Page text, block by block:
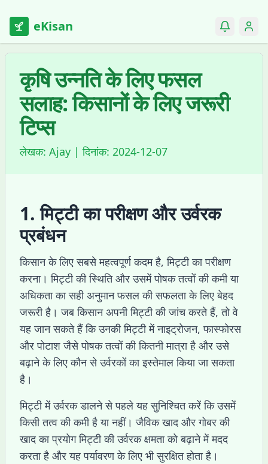
eKisan
कृषि उन्नति के लिए फसल
सलाह: किसानों के लिए जरूरी
टिप्स
लेखक: Ajay | दिनांक: 2024-12-07
1. मिट्टी का परीक्षण और उर्वरक
प्रबंधन
किसान के लिए सबसे महत्वपूर्ण कदम है, मिट्टी का परीक्षण
करना। मिट्टी की स्थिति और उसमें पोषक तत्वों की कमी या
अधिकता का सही अनुमान फसल की सफलता के लिए बेहद
जरूरी है। जब किसान अपनी मिट्टी की जांच करते हैं, तो वे
यह जान सकते हैं कि उनकी मिट्टी में नाइट्रोजन, फास्फोरस
और पोटाश जैसे पोषक तत्वों की कितनी मात्रा है और उसे
बढ़ाने के लिए कौन से उर्वरकों का इस्तेमाल किया जा सकता
है।
मिट्टी में उर्वरक डालने से पहले यह सुनिश्चित करें कि उसमें
किसी तत्व की कमी है या नहीं। जैविक खाद और गोबर की
खाद का प्रयोग मिट्टी की उर्वरक क्षमता को बढ़ाने में मदद
करता है और यह पर्यावरण के लिए भी सुरक्षित होता है।